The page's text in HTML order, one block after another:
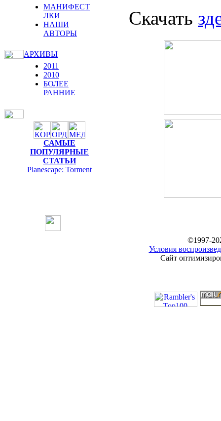
МАНИФЕСТ
ЛКИ
НАШИ
АВТОРЫ
АРХИВЫ
2011
2010
БОЛЕЕ
РАННИЕ
САМЫЕ
ПОПУЛЯРНЫЕ
СТАТЬИ
Planescape: Torment
Скачать
©1997-
Условия
Сайт